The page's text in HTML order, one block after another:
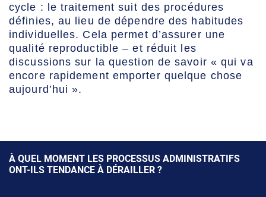
cycle : le traitement suit des procédures
définies, au lieu de dépendre des habitudes
individuelles. Cela permet d’assurer une
qualité reproductible – et réduit les
discussions sur la question de savoir « qui va
encore rapidement emporter quelque chose
aujourd’hui ».
À QUEL MOMENT LES PROCESSUS ADMINISTRATIFS
ONT-ILS TENDANCE À DÉRAILLER ?